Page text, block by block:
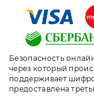
Безопасность
через который
поддерживает
предоставлена